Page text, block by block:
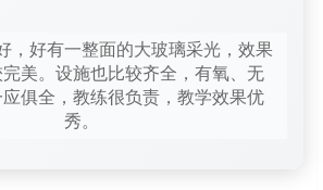
，好有一整面的大玻璃采光，效果
美。设施也比较齐全，有氧、无
俱全，教练很负责，教学效果优
秀。